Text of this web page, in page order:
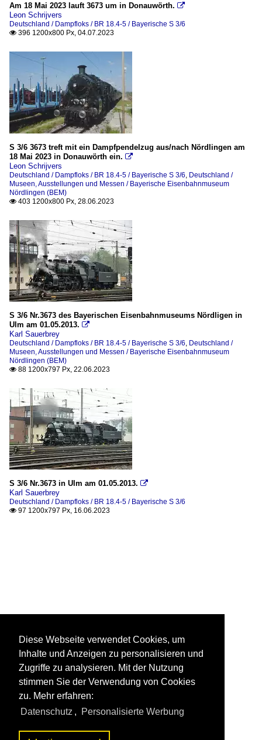
Am 18 Mai 2023 lauft 3673 um in Donauwörth. 
Leon Schrijvers
Deutschland / Dampfloks / BR 18.4-5 / Bayerische S 3/6
 396 1200x800 Px, 04.07.2023
S 3/6 3673 treft mit ein Dampfpendelzug aus/nach Nördlingen am
18 Mai 2023 in Donauwörth ein. 
Leon Schrijvers
Deutschland / Dampfloks / BR 18.4-5 / Bayerische S 3/6 Deutschland /
Museen, Ausstellungen und Messen / Bayerische Eisenbahnmuseum
Nördlingen (BEM)
 403 1200x800 Px, 28.06.2023
S 3/6 Nr.3673 des Bayerischen Eisenbahnmuseums Nördligen in
Ulm am 01.05.2013. 
Karl Sauerbrey
Deutschland / Dampfloks / BR 18.4-5 / Bayerische S 3/6 Deutschland /
Museen, Ausstellungen und Messen / Bayerische Eisenbahnmuseum
Nördlingen (BEM)
 88 1200x797 Px, 22.06.2023
S 3/6 Nr.3673 in Ulm am 01.05.2013. 
Karl Sauerbrey
Deutschland / Dampfloks / BR 18.4-5 / Bayerische S 3/6
 97 1200x797 Px, 16.06.2023
Diese Webseite verwendet Cookies, um
Inhalte und Anzeigen zu personalisieren und
Zugriffe zu analysieren. Mit der Nutzung
stimmen Sie der Verwendung von Cookies
zu. Mehr erfahren:
Datenschutz , Personalisierte Werbung